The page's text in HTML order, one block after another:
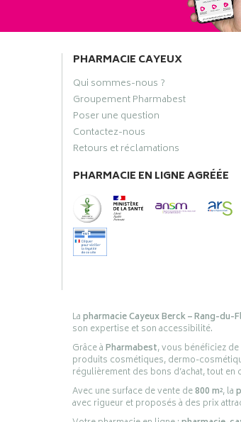
PHARMACIE CAYEUX
Qui sommes-nous ?
Groupement Pharmabest
Poser une question
Contactez-nous
Retours et réclamations
PHARMACIE EN LIGNE AGRÉÉE
Lapharmacie Cayeux Berck – Rang-du-
son expertise et son accessibilité.
Grâce àPharmabest, vous bénéficiez
produits cosmétiques, dermo-
régulièrement des bons d’achat, tout
Avec une surface de vente de800 m², la
avec rigueur et proposés à des prix